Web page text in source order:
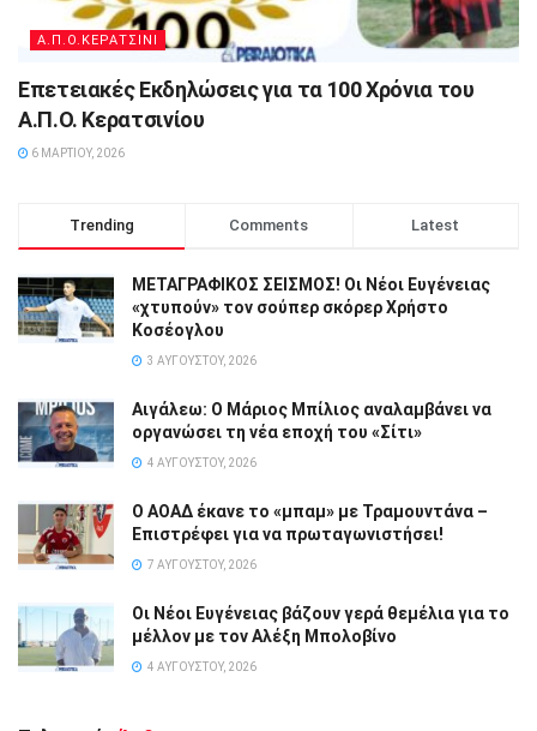
Α.Π.Ο.ΚΕΡΑΤΣΙΝΙ
Επετειακές Εκδηλώσεις για τα 100 Χρόνια του
Α.Π.Ο. Κερατσινίου
6 ΜΑΡΤΊΟΥ, 2026
Trending Comments Latest
ΜΕΤΑΓΡΑΦΙΚΟΣ ΣΕΙΣΜΟΣ! Οι Νέοι Ευγένειας
«χτυπούν» τον σούπερ σκόρερ Χρήστο
Κοσέογλου
3 ΑΥΓΟΎΣΤΟΥ, 2026
Αιγάλεω: Ο Μάριος Μπίλιος αναλαμβάνει να
οργανώσει τη νέα εποχή του «Σίτι»
4 ΑΥΓΟΎΣΤΟΥ, 2026
Ο ΑΟΑΔ έκανε το «μπαμ» με Τραμουντάνα –
Επιστρέφει για να πρωταγωνιστήσει!
7 ΑΥΓΟΎΣΤΟΥ, 2026
Οι Νέοι Ευγένειας βάζουν γερά θεμέλια για το
μέλλον με τον Αλέξη Μπολοβίνο
4 ΑΥΓΟΎΣΤΟΥ, 2026